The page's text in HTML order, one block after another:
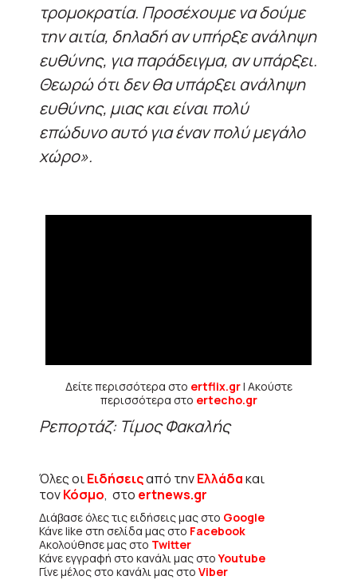
τρομοκρατία. Προσέχουμε να δούμε
την αιτία, δηλαδή αν υπήρξε ανάληψη
ευθύνης, για παράδειγμα, αν υπάρξει.
Θεωρώ ότι δεν θα υπάρξει ανάληψη
ευθύνης, μιας και είναι πολύ
επώδυνο αυτό για έναν πολύ μεγάλο
χώρο».
Δείτε περισσότερα στο ertflix.gr| Ακούστε
περισσότερα στο ertecho.gr
Ρεπορτάζ: Τίμος Φακαλής
Όλες οιΕιδήσειςαπό τηνΕλλάδακαι
τονΚόσμο, στο ertnews.gr
Διάβασε όλες τις ειδήσεις μας στο Google
Κάνε like στη σελίδα μας στο Facebook
Ακολούθησε μας στο Twitter
Κάνε εγγραφή στο κανάλι μας στοYoutube
Γίνε μέλος στο κανάλι μας στο Viber